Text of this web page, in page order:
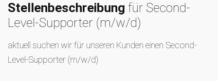
Stellenbeschreibung für Second-
Level-Supporter (m/w/d)
aktuell suchen wir für unseren Kunden einen Second-
Level-Supporter (m/w/d)